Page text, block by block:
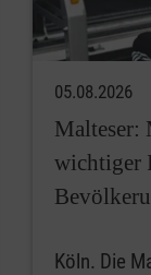
05.08.2026
Malteser:
wichtiger
Köln. Die